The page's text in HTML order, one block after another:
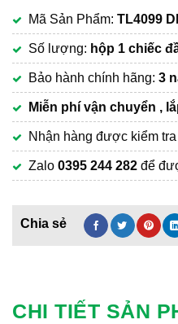
là:
15,500,000₫.
hiện
tại
là:
10,900,000₫.
Mã Sản Phẩm: TL4099
Số lượng: hộp 1 chiếc
Bảo hành chính hãng: 3
Miễn phí vận chuyển ,
Nhận hàng được kiểm
Zalo 0395 244 282 để
CHI TIẾT SẢN